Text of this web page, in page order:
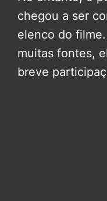
chegou a ser
elenco do
muitas fontes,
breve